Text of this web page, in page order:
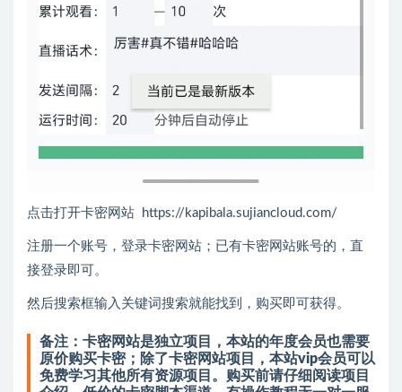
点击打开卡密网站 https://kapibala.sujiancloud.com/
注册一个账号，登录卡密网站；已有卡密网站账号的，直
接登录即可。
然后搜索框输入关键词搜索就能找到，购买即可获得。
备注：卡密网站是独立项目，本站的年度会员也需要
原价购买卡密；除了卡密网站项目，本站vip会员可以
免费学习其他所有资源项目。 购买前请仔细阅读项目